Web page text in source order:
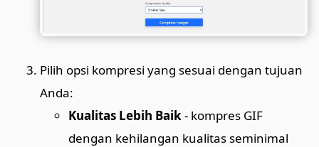
Pilih opsi kompresi yang sesuai dengan tujuan
Anda:
Kualitas Lebih Baik- kompres GIF
dengan kehilangan kualitas seminimal